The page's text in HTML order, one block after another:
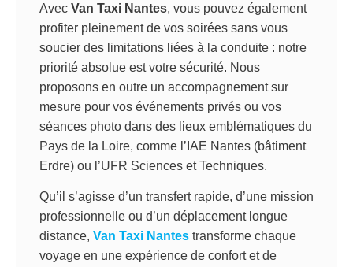
Avec Van Taxi Nantes, vous pouvez également
profiter pleinement de vos soirées sans vous
soucier des limitations liées à la conduite : notre
priorité absolue est votre sécurité. Nous
proposons en outre un accompagnement sur
mesure pour vos événements privés ou vos
séances photo dans des lieux emblématiques du
Pays de la Loire, comme l’IAE Nantes (bâtiment
Erdre) ou l’UFR Sciences et Techniques.
Qu’il s’agisse d’un transfert rapide, d’une mission
professionnelle ou d’un déplacement longue
distance, Van Taxi Nantes transforme chaque
voyage en une expérience de confort et de